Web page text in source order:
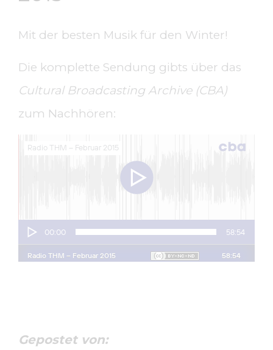
Mit der besten Musik für den Winter!
Die komplette Sendung gibts über das
Cultural Broadcasting Archive (CBA)
zum Nachhören:
Gepostet von: